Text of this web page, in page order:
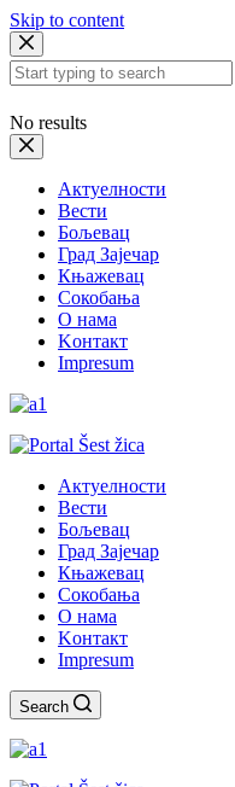
Skip to content
No results
Актуелности
Вести
Бољевац
Град Зајечар
Књажевац
Сокобања
O нама
Kонтакт
Impresum
Актуелности
Вести
Бољевац
Град Зајечар
Књажевац
Сокобања
O нама
Kонтакт
Impresum
Search